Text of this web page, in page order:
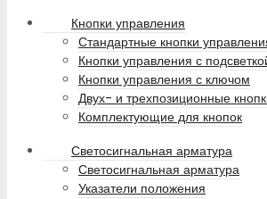
Кнопки управления
Стандартные кнопки
Кнопки управления с
Кнопки управления с ключом
Двух- и трехпозиционные
Комплектующие для кнопок
Светосигнальная арматура
Светосигнальная арматура
Указатели положения